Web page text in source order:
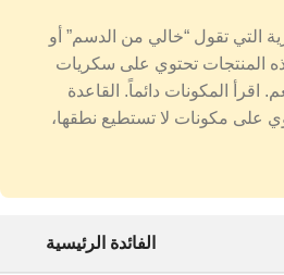
التي تقول “خالي من الدسم” أو
من هذه المنتجات تحتوي على سكريات
المكونات دائماً. القاعدة
على مكونات لا تستطيع نطقها،
الفائدة الرئيسية